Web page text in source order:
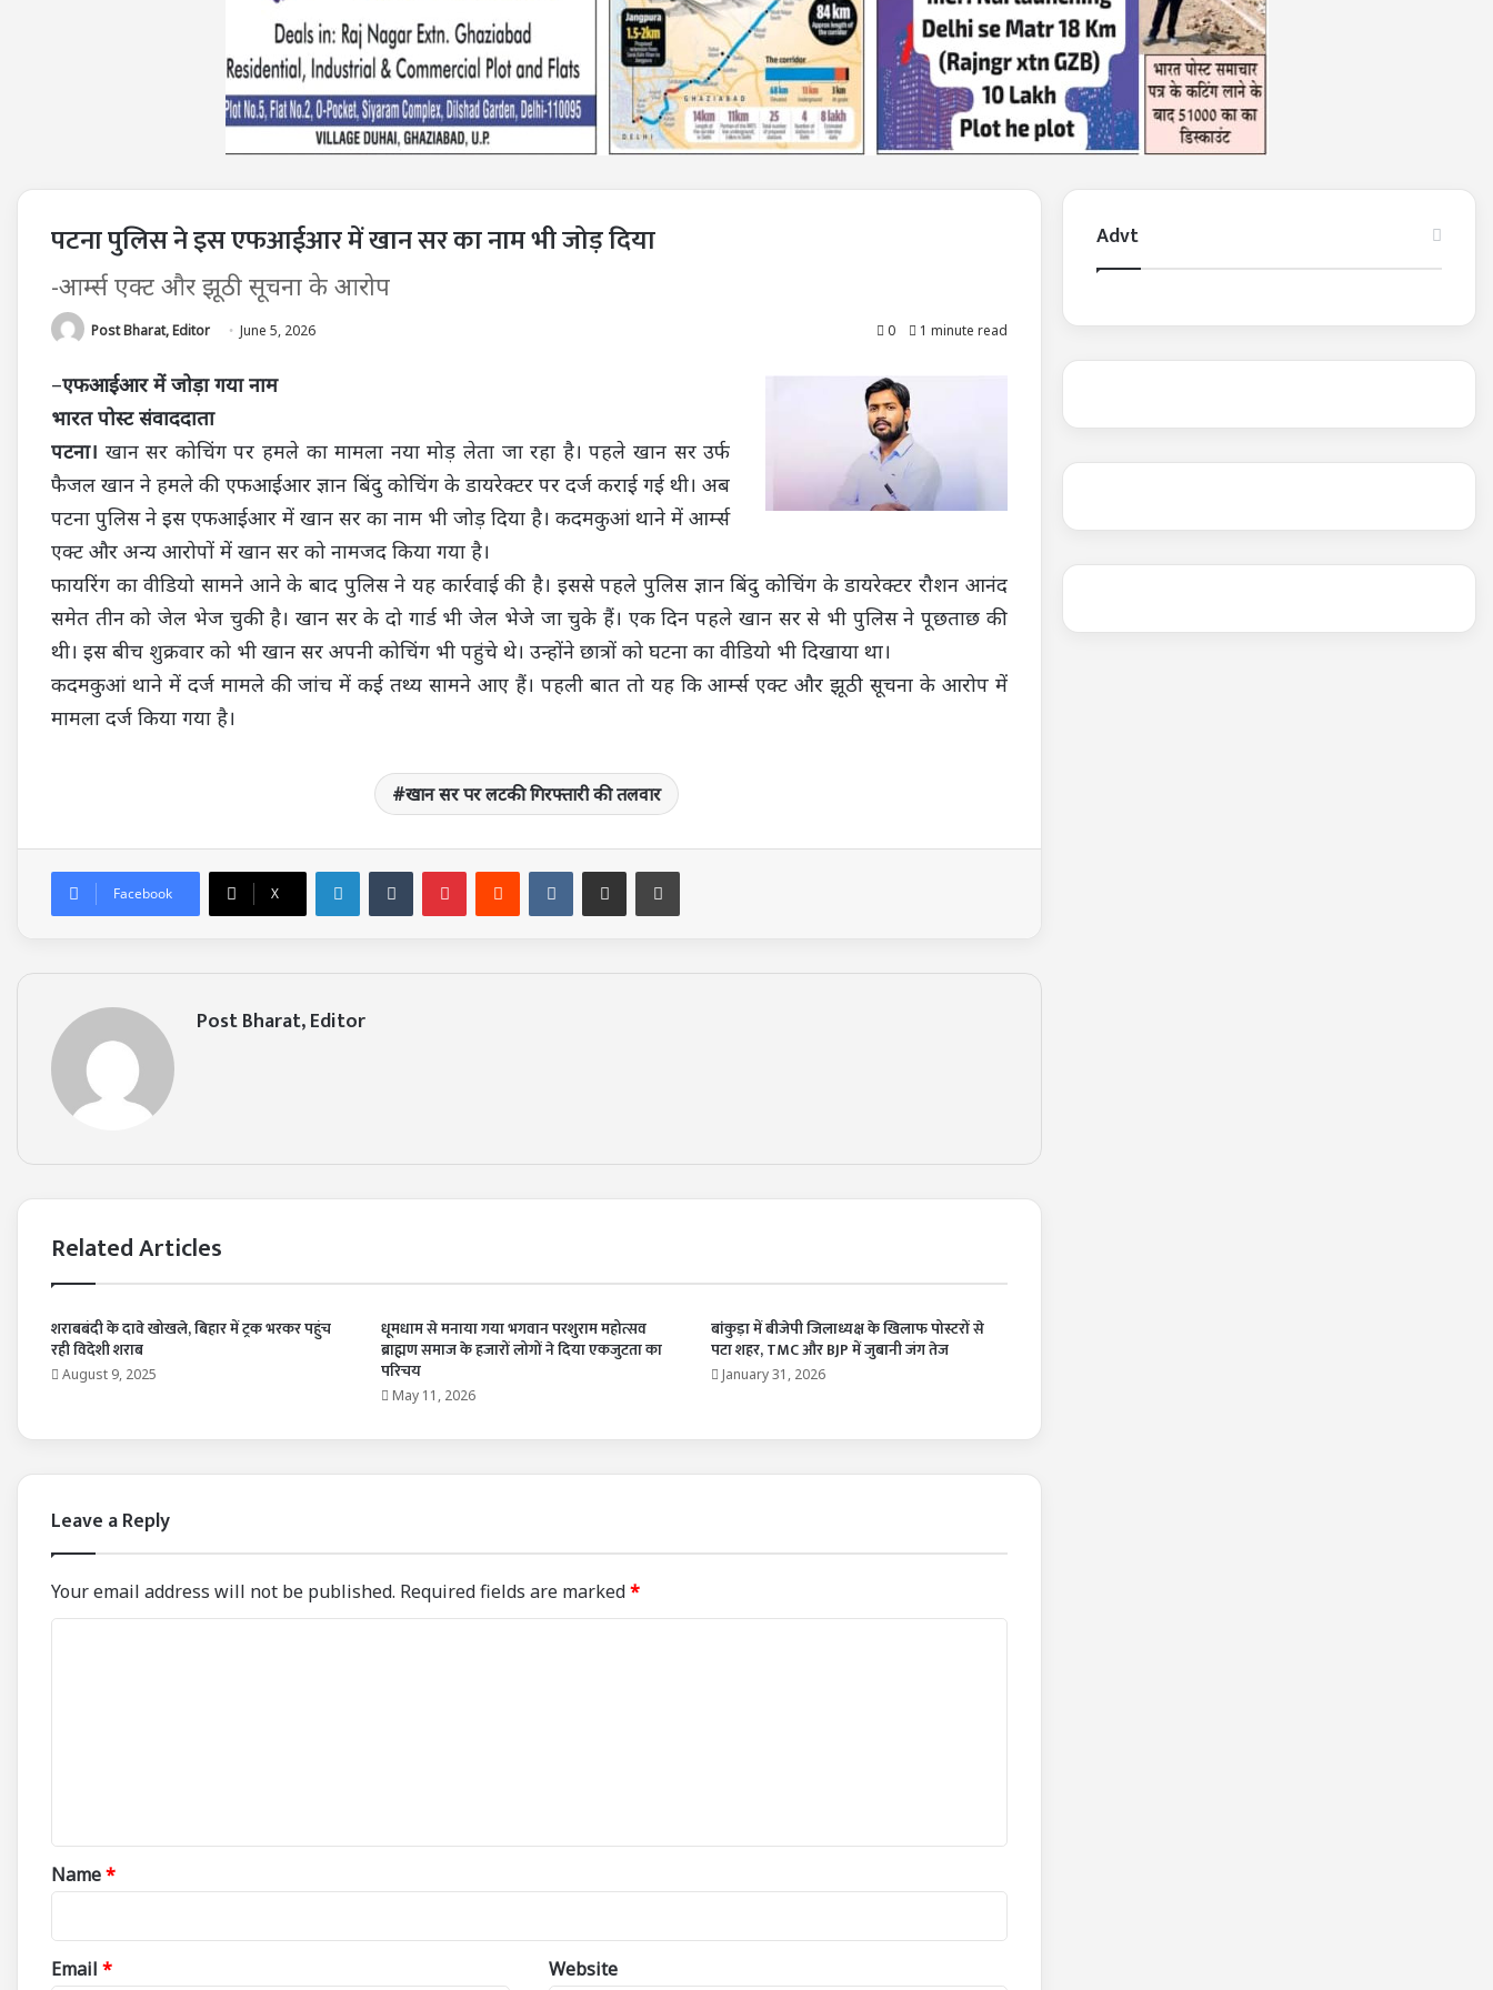
पटना पुलिस ने इस एफआईआर में खान सर का नाम भी जोड़ दिया
-आर्म्स एक्ट और झूठी सूचना के आरोप
Post Bharat, Editor June 5, 2026 0 1 minute read
–एफआईआर में जोड़ा गया नाम
भारत पोस्ट संवाददाता
पटना। खान सर कोचिंग पर हमले का मामला नया मोड़ लेता जा रहा है। पहले खान सर उर्फ
फैजल खान ने हमले की एफआईआर ज्ञान बिंदु कोचिंग के डायरेक्‍टर पर दर्ज कराई गई थी। अब
पटना पुलिस ने इस एफआईआर में खान सर का नाम भी जोड़ दिया है। कदमकुआं थाने में आर्म्‍स
एक्‍ट और अन्‍य आरोपों में खान सर को नामजद किया गया है।
फायरिंग का वीडियो सामने आने के बाद पुलिस ने यह कार्रवाई की है। इससे पहले पुलिस ज्ञान बिंदु कोचिंग के डायरेक्‍टर रौशन आनंद
समेत तीन को जेल भेज चुकी है। खान सर के दो गार्ड भी जेल भेजे जा चुके हैं। एक दिन पहले खान सर से भी पुलिस ने पूछताछ की
थी। इस बीच शुक्रवार को भी खान सर अपनी कोचिंग भी पहुंचे थे। उन्‍होंने छात्रों को घटना का वीडियो भी दिखाया था।
कदमकुआं थाने में दर्ज मामले की जांच में कई तथ्य सामने आए हैं। पहली बात तो यह कि आर्म्‍स एक्‍ट और झूठी सूचना के आरोप में
मामला दर्ज क‍िया गया है।
खान सर पर लटकी ग‍िरफ्तारी की तलवार
Facebook X
LinkedInTumblrPinterestRedditVKontakte
Share via Email Print
Post Bharat, Editor
Related Articles
शराबबंदी के दावे खोखले, बिहार में ट्रक भरकर पहुंच
रही विदेशी शराब
August 9, 2025
धूमधाम से मनाया गया भगवान परशुराम महोत्सव
ब्राह्मण समाज के हजारों लोगों ने दिया एकजुटता का
परिचय
May 11, 2026
बांकुड़ा में बीजेपी जिलाध्यक्ष के खिलाफ पोस्टरों से
पटा शहर, TMC और BJP में जुबानी जंग तेज
January 31, 2026
Leave a Reply
Your email address will not be published. Required fields are marked*
*
Name*
Email * Website
Advt